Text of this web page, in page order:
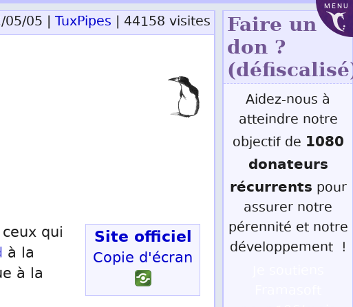
MENU
05/05 | TuxPipes | 44158 visites
Site officiel
Copie d'écran
qui
à la
à la
Faire un
don ?
Aidez-nous à
atteindre notre
objectif de 1080
donateurs
récurrents pour
assurer notre
pérennité et notre
développement !